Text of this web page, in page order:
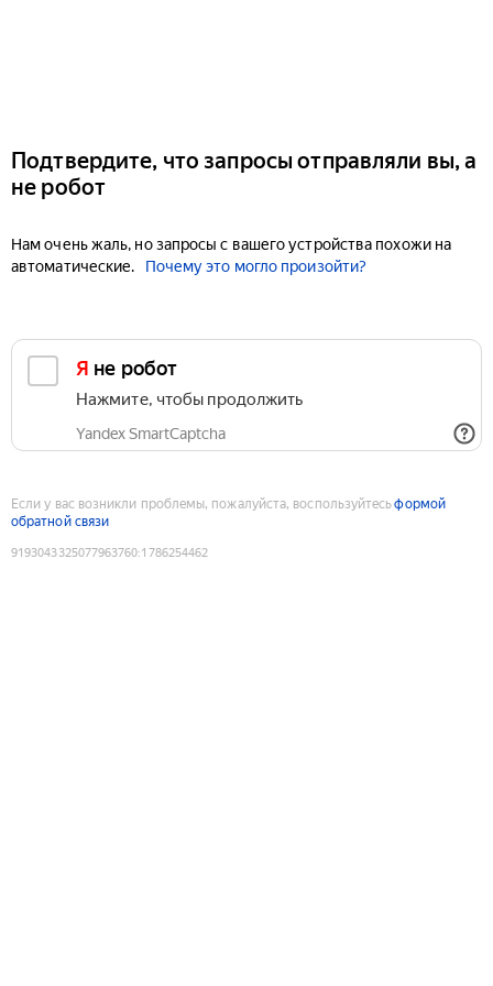
Подтвердите, что запросы отправляли вы, а
не робот
Нам очень жаль, но запросы с вашего устройства похожи на
автоматические.
Почему это могло произойти?
Я не робот
Нажмите, чтобы продолжить
Yandex SmartCaptcha
Если у вас возникли проблемы, пожалуйста, воспользуйтесьформой
обратной связи
9193043325077963760:1786254462